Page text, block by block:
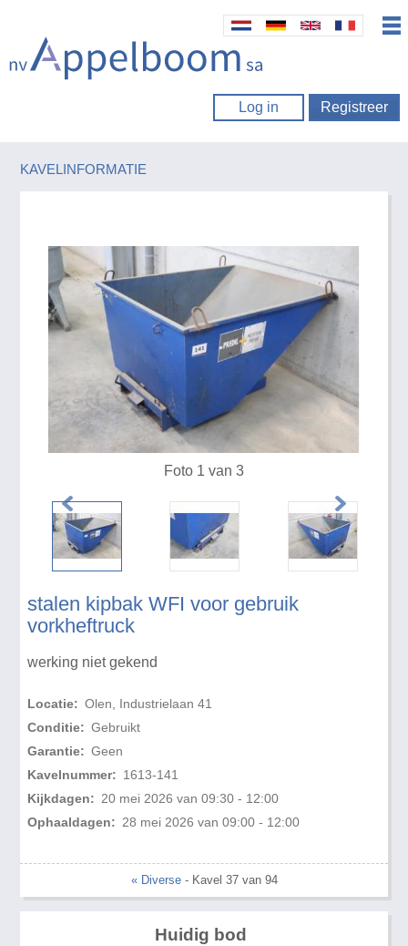
Log in Registreer
KAVELINFORMATIE
stalen kipbak WFI voor gebruik
vorkheftruck
werking niet gekend
Locatie: Olen, Industrielaan 41
Conditie: Gebruikt
Garantie: Geen
Kavelnummer: 1613-141
Kijkdagen: 20 mei 2026 van 09:30 - 12:00
Ophaaldagen: 28 mei 2026 van 09:00 - 12:00
Foto 1 van 3
« Diverse- Kavel 37 van 94
Huidig bod